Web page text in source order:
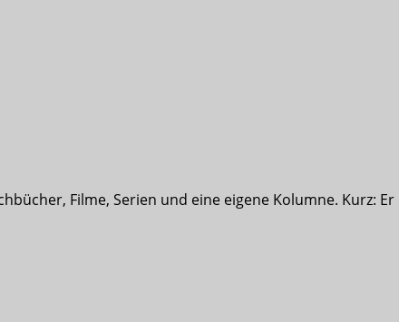
Filme, Serien und eine eigene Kolumne. Kurz: